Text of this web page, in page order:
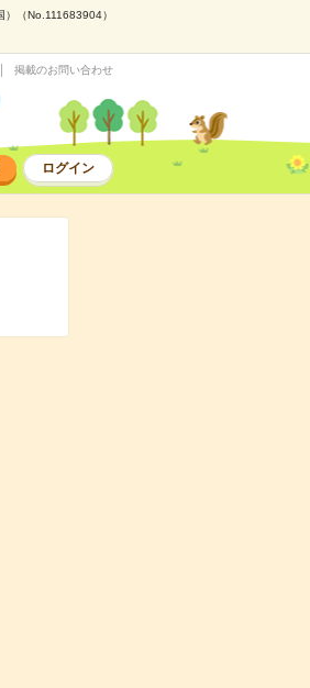
（No.111683904）
掲載のお問い合わせ
ログイン